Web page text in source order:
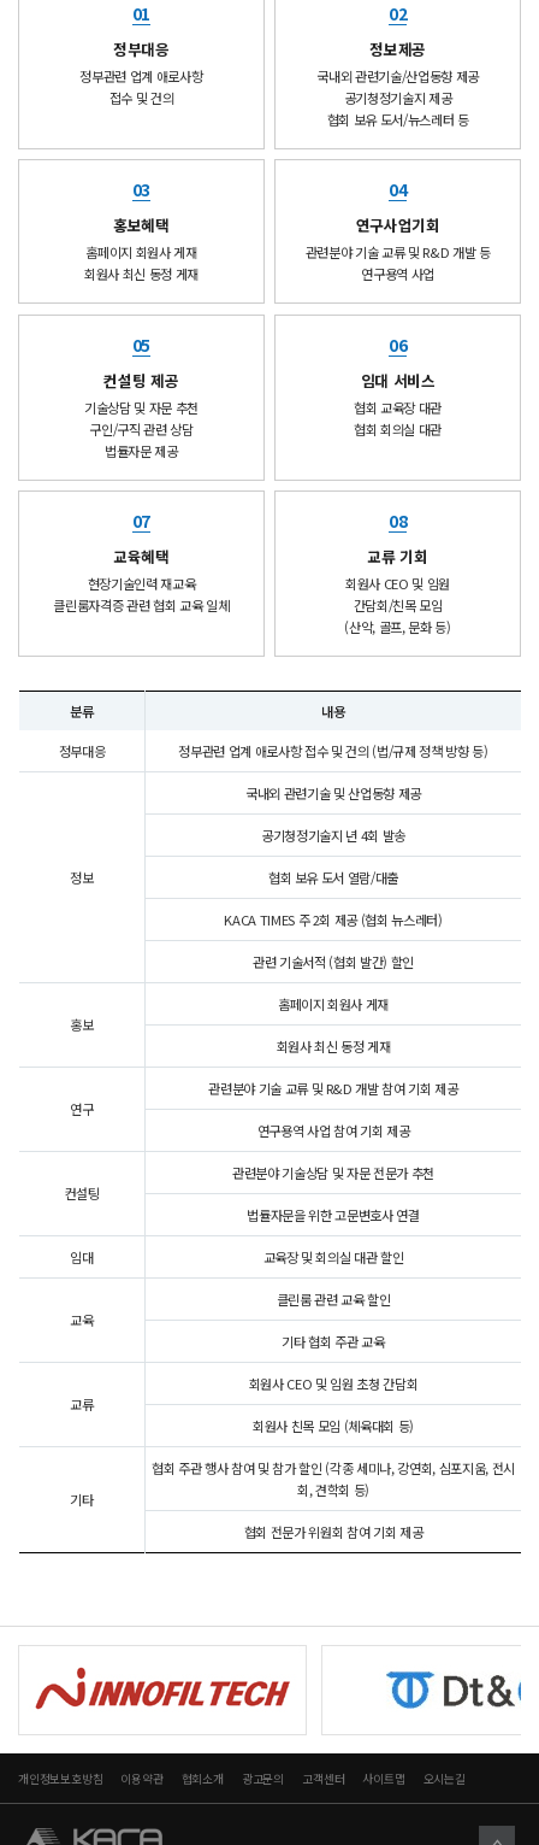
01
정부대응
정부관련 업계 애로사항
접수 및 건의
02
정보제공
국내외 관련기술/산업동향 제공
공기청정기술지 제공
협회 보유 도서/뉴스레터 등
03
홍보혜택
홈페이지 회원사 게재
회원사 최신 동정 게재
04
연구사업기회
관련분야 기술 교류 및 R&D 개발 등
연구용역 사업
05
컨설팅 제공
기술상담 및 자문 추천
구인/구직 관련 상담
법률자문 제공
06
임대 서비스
협회 교육장 대관
협회 회의실 대관
07
교육혜택
현장기술인력 재교육
클린룸자격증 관련 협회 교육 일체
08
교류 기회
회원사 CEO 및 임원
간담회/친목 모임
(산악, 골프, 문화 등)
분류 내용
정부대응 정부관련 업계 애로사항 접수 및 건의 (법/규제 정책 방향 등)
정보
국내외 관련기술 및 산업동향 제공
공기청정기술지 년 4회 발송
협회 보유 도서 열람/대출
KACA TIMES 주 2회 제공 (협회 뉴스레터)
관련 기술서적 (협회 발간) 할인
홍보
홈페이지 회원사 게재
회원사 최신 동정 게재
연구
관련분야 기술 교류 및 R&D 개발 참여 기회 제공
연구용역 사업 참여 기회 제공
컨설팅
관련분야 기술상담 및 자문 전문가 추천
법률자문을 위한 고문변호사 연결
임대 교육장 및 회의실 대관 할인
교육
클린룸 관련 교육 할인
기타 협회 주관 교육
교류
회원사 CEO 및 임원 초청 간담회
회원사 친목 모임 (체육대회 등)
기타
협회 주관 행사 참여 및 참가 할인 (각종 세미나, 강연회, 심포지움, 전시
회, 견학회 등)
협회 전문가 위원회 참여 기회 제공
개인정보보호방침 이용약관 협회소개 광고문의 고객센터 사이트맵 오시는길